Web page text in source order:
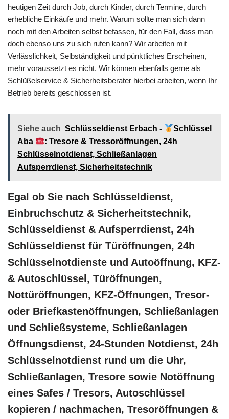
heutigen Zeit durch Job, durch Kinder, durch Termine, durch
erhebliche Einkäufe und mehr. Warum sollte man sich dann
noch mit den Arbeiten selbst befassen, für den Fall, dass man
doch ebenso uns zu sich rufen kann? Wir arbeiten mit
Verlässlichkeit, Selbständigkeit und pünktliches Erscheinen,
mehr voraussetzt es nicht. Wir können ebenfalls gerne als
Schlüßelservice & Sicherheitsberater hierbei arbeiten, wenn Ihr
Betrieb bereits geschlossen ist.
Siehe auch Schlüsseldienst Erbach -
Schlüssel
Aba
: Tresore & Tressoröffnungen, 24h
Schlüsselnotdienst, Schließanlagen
Aufsperrdienst, Sicherheitstechnik
Egal ob Sie nach Schlüsseldienst,
Einbruchschutz & Sicherheitstechnik,
Schlüsseldienst & Aufsperrdienst, 24h
Schlüsseldienst für Türöffnungen, 24h
Schlüsselnotdienste und Autoöffnung, KFZ-
& Autoschlüssel, Türöffnungen,
Nottüröffnungen, KFZ-Öffnungen, Tresor-
oder Briefkastenöffnungen, Schließanlagen
und Schließsysteme, Schließanlagen
Öffnungsdienst, 24-Stunden Notdienst, 24h
Schlüsselnotdienst rund um die Uhr,
Schließanlagen, Tresore sowie Notöffnung
eines Safes / Tresors, Autoschlüssel
kopieren / nachmachen, Tresoröffnungen &